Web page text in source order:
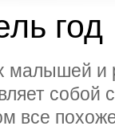
год
малышей и
собой
все